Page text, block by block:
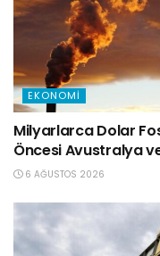
EKONOMI
Milyarlarca Dolar
Öncesi Avustralya
6 AĞUSTOS 2026